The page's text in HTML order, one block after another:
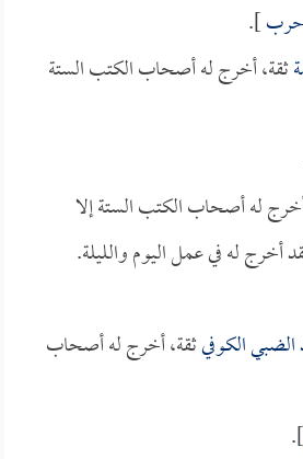
].
ثقة، أخرج له أصحاب الكتب الستة
له أصحاب الكتب الستة إلا
أخرج له في عمل اليوم والليلة.
الكوفيثقة، أخرج له أصحاب
].